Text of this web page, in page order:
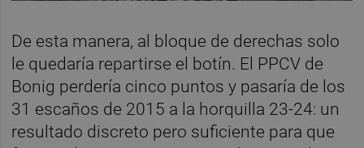
De esta manera, al bloque de derechas solo
le quedaría repartirse el botín. El PPCV de
Bonig perdería cinco puntos y pasaría de los
31 escaños de 2015 a la horquilla 23-24: un
resultado discreto pero suficiente para que